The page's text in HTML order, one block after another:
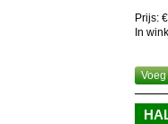
Prijs:
In